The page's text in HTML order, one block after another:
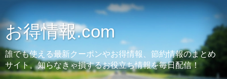
お得情報.com
誰でも使える最新クーポンやお得情報、節約情報のまとめ
サイト。知らなきゃ損するお役立ち情報を毎日配信！